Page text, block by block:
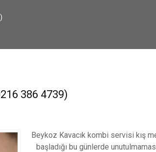
386 4739)
Beykoz Kavacık kombi servisi kış
başladığı bu günlerde